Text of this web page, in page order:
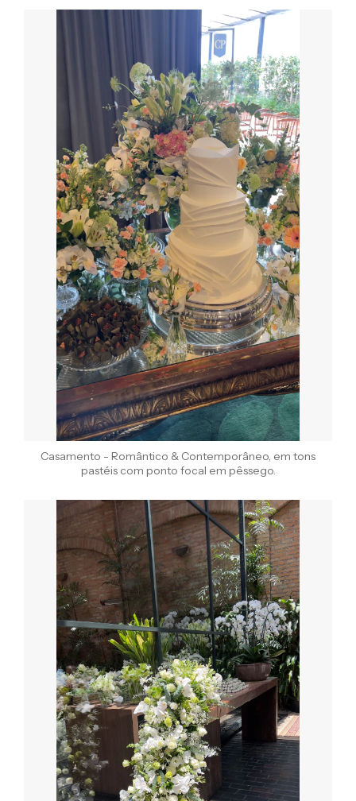
Casamento - Romântico & Contemporâneo, em tons
pastéis com ponto focal em pêssego.